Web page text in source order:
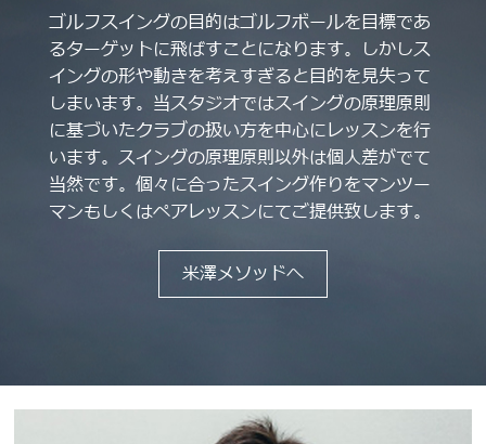
ゴルフスイングの目的はゴルフボールを目標であ
るターゲットに飛ばすことになります。しかしス
イングの形や動きを考えすぎると目的を見失って
しまいます。当スタジオではスイングの原理原則
に基づいたクラブの扱い方を中心にレッスンを行
います。スイングの原理原則以外は個人差がでて
当然です。個々に合ったスイング作りをマンツー
マンもしくはペアレッスンにてご提供致します。
米澤メソッドへ